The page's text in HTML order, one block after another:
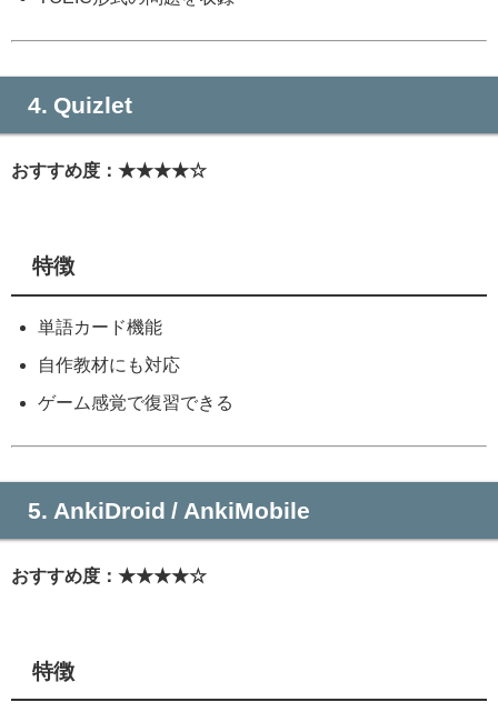
4. Quizlet
おすすめ度：★★★★☆
特徴
単語カード機能
自作教材にも対応
ゲーム感覚で復習できる
5. AnkiDroid / AnkiMobile
おすすめ度：★★★★☆
特徴